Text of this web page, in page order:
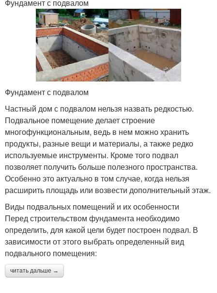
Фундамент с подвалом
Фундамент с подвалом
Частный дом с подвалом нельзя назвать редкостью.
Подвальное помещение делает строение
многофункциональным, ведь в нем можно хранить
продукты, разные вещи и материалы, а также редко
используемые инструменты. Кроме того подвал
позволяет получить больше полезного пространства.
Особенно это актуально в том случае, когда нельзя
расширить площадь или возвести дополнительный этаж.
Виды подвальных помещений и их особенности
Перед строительством фундамента необходимо
определить, для какой цели будет построен подвал. В
зависимости от этого выбрать определенный вид
подвального помещения:
читать дальше →